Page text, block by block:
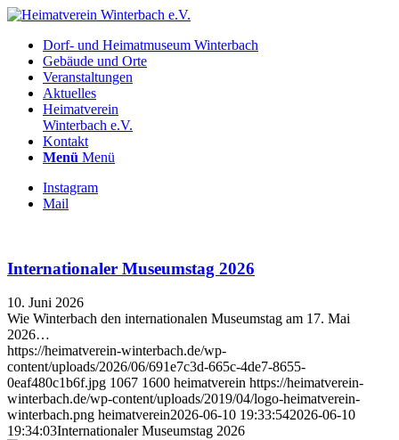
Dorf- und Heimatmuseum Winterbach
Gebäude und Orte
Veranstaltungen
Aktuelles
Heimatverein
Winterbach e.V.
Kontakt
Menü Menü
Instagram
Mail
Internationaler Museumstag 2026
10. Juni 2026
Wie Winterbach den internationalen Museumstag am 17. Mai
2026…
https://heimatverein-winterbach.de/wp-
content/uploads/2026/06/691e7c3d-665c-4de7-8655-
0eaf480c1b6f.jpg 1067 1600 heimatverein https://heimatverein-
winterbach.de/wp-content/uploads/2019/04/logo-heimatverein-
winterbach.png heimatverein2026-06-10 19:33:542026-06-10
19:34:03Internationaler Museumstag 2026